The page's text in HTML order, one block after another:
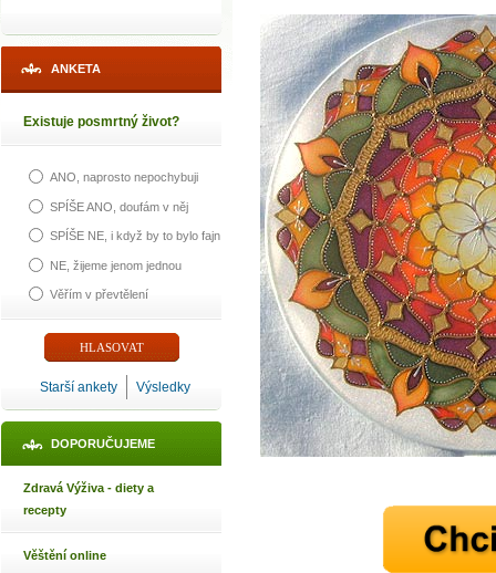
ANKETA
Existuje posmrtný život?
ANO, naprosto nepochybuji
SPÍŠE ANO, doufám v něj
SPÍŠE NE, i když by to bylo fajn
NE, žijeme jenom jednou
Věřím v převtělení
Starší ankety Výsledky
DOPORUČUJEME
Zdravá Výživa - diety a
recepty
Věštění online